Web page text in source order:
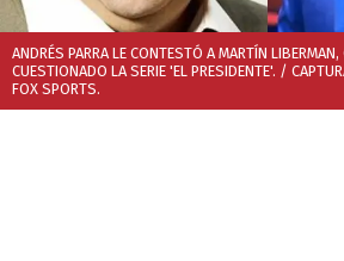
ANDRÉS PARRA LE CONTESTÓ A MARTÍN
CUESTIONADO LA SERIE 'EL PRESIDENTE'. /
FOX SPORTS.